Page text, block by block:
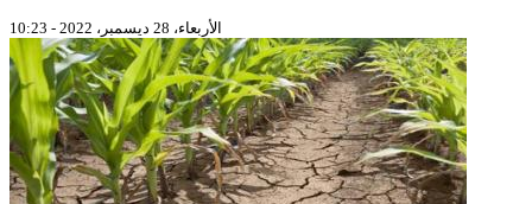
الأربعاء، 28 ديسمبر، 2022 - 10:23